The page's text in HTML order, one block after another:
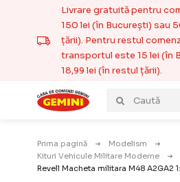
Livrare gratuită pentru
150 lei (în București) sau
țării). Pentru restul
transportul este 15 lei (în
18,99 lei (în restul țării).
Prima pagină
Modelism
Kituri Vehicule Militare Moderne
Revell Macheta militara M48 A2GA2